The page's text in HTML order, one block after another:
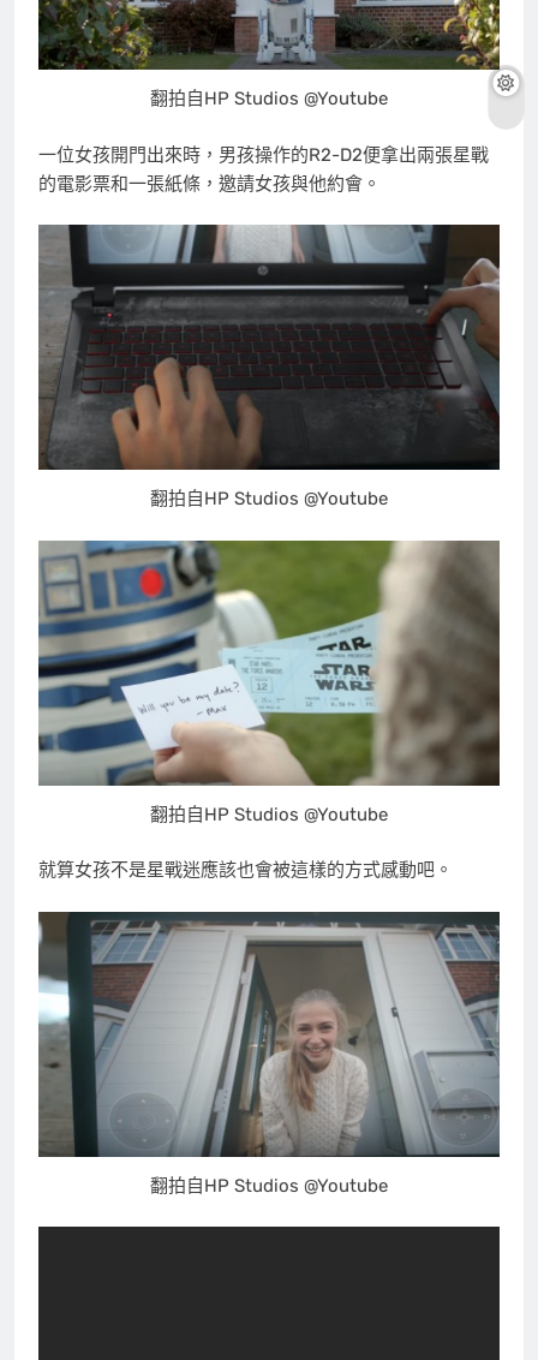
翻拍自HP Studios @Youtube
一位女孩開門出來時，男孩操作的R2-D2便拿出兩張星戰
的電影票和一張紙條，邀請女孩與他約會。
翻拍自HP Studios @Youtube
翻拍自HP Studios @Youtube
就算女孩不是星戰迷應該也會被這樣的方式感動吧。
翻拍自HP Studios @Youtube